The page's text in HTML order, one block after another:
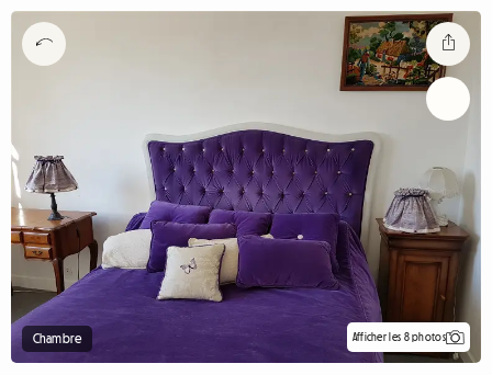
Chambre Afficher les 8 photos